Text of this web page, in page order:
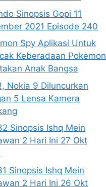
Sinopsis Gopi 11
2021 Episode 240
Spy Aplikasi Untuk
Keberadaan Pokemon
Anak Bangsa
Nokia 9 Diluncurkan
5 Lensa Kamera
Sinopsis Ishq Mein
2 Hari Ini 27 Okt
Sinopsis Ishq Mein
2 Hari Ini 26 Okt